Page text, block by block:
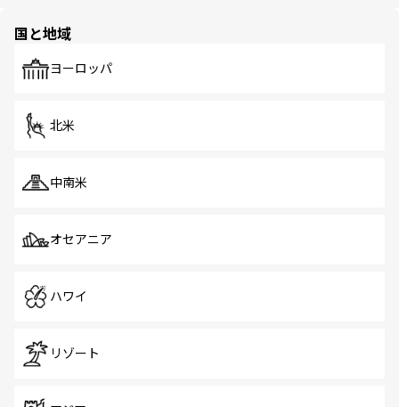
で、ホーカーズは地元の風情を楽しめる外せないスポット
国と地域
ヨーロッパ
北米
中南米
オセアニア
ハワイ
リゾート